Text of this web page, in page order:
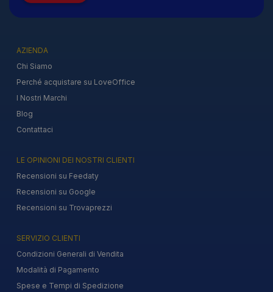
AZIENDA
Chi Siamo
Perché acquistare su LoveOffice
I Nostri Marchi
Blog
Contattaci
LE OPINIONI DEI NOSTRI CLIENTI
Recensioni su Feedaty
Recensioni su Google
Recensioni su Trovaprezzi
SERVIZIO CLIENTI
Condizioni Generali di Vendita
Modalità di Pagamento
Spese e Tempi di Spedizione